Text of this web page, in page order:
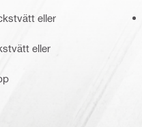
eller
eller